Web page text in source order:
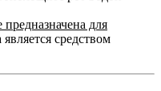
предназначена для
является средством